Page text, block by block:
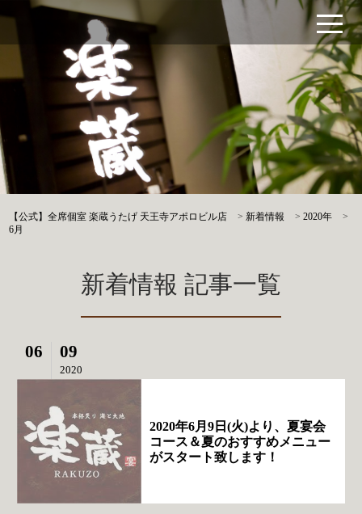
【公式】全席個室 楽蔵うたげ 天王寺アポロビル店 >新着情報 >2020年
>
6月
新着情報 記事一覧
06 09
2020
2020年6月9日(火)より、夏宴会
コース＆夏のおすすめメニュー
がスタート致します！